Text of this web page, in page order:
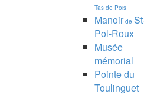
Tas de Pois
Manoir de
Pol-Roux
Musée
mémorial
Pointe du
Toulinguet